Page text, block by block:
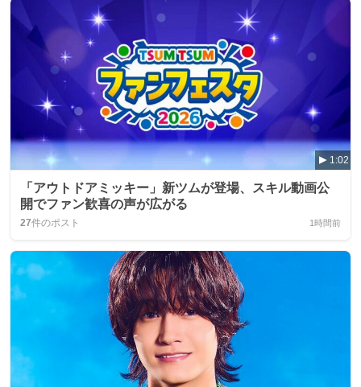
1:02
「アウトドアミッキー」新ツムが登場、スキル動画公
開でファン歓喜の声が広がる
27件のポスト 1時間前